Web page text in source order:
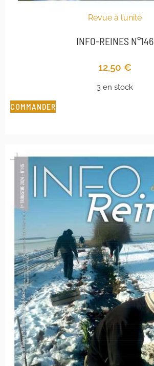
Revue à l’unité
INFO-REINES N°146
12,50 €
3 en stock
COMMANDER